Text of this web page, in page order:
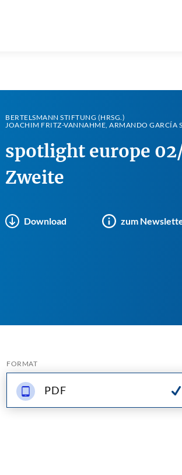
BERTELSMANN STIFTUNG (HRSG.)
JOACHIM FRITZ-VANNAHME, ARMANDO GARCÍA
spotlight europe
Zweite
Download zum
FORMAT
PDF